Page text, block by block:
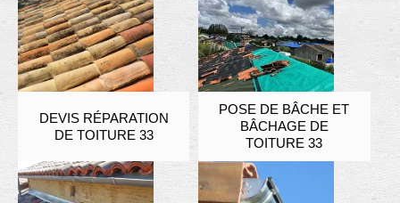
DEVIS RÉPARATION
DE TOITURE 33
POSE DE BÂCHE ET
BÂCHAGE DE
TOITURE 33